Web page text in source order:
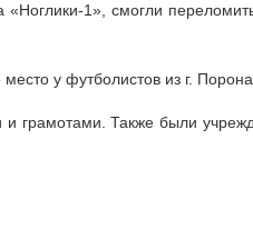
​1», смогли
у футболистов из г.
грамотами. Также были